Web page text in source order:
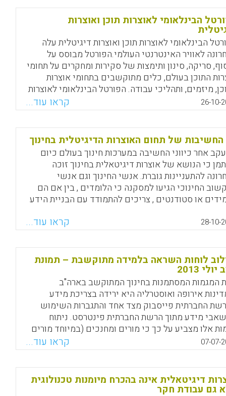
WhatsApp
Facebook
Email
X
הבינלאומי לאוצרות תוכן ואוצרות
הבינלאומי לאוצרות תוכן ואוצרות דיגיטלית עלה
לאוויר האינטרנטי העולמי.הפורטל מבוסס על
סריקה, סינון ותימצות של סקירות ומחקרים על תחומי
התוכן בעולם, כלים מתוקשבים בתחומי אוצרות
מיזמים, ותהליכי עבודה. הפורטל הבינלאומי לאוצרות
ואוצרות דיגיטלית הוא המאגר השיטתי היחיד מסוגו
והוא מבוסס על איסוף שיטתי של סקירות על
מתוקשבים, מתדולוגיות לניהול ידע אישי, סקירות
והמלצות מומחים ברחבי העולם (עמי סלנט).
WhatsApp
Facebook
Email
X
26-10- קראו עוד...
של תחום האוצרות הדיגיטלית בחינוך
אחר כיווני החשיבה במערכות חינוך בעולם כיום
כי הנושא של אוצרות דיגיטאלית בחינוך זוכה
להתעניינות גוברת. אנשי החינוך וגם אנשי
החינוכי הגיעו למסקנה כי הלומדים , בין אם הם
או סטודנטים , צריכים להתמודד עם הבניית הידע
האוצרות הדיגיטאלית מחייב את הלומד לאסוף מידע
לגבש אותו בהקשרים שונים וגם לדעת כיצד להפיצו
הפצה שונים ומגוונים , כגון רשתות חברתיות .
WhatsApp
Facebook
Email
X
28-10- קראו עוד...
לוחות השראה בלמידה מתוקשבת – תמונת
2013
המגמות המסתמנות בחינוך המתוקשב בארה"ב
אירופה ואוסטרליה היא ירידה בצריכת מידע
החברתית פייסבוק מצד אחד והתגברות השימוש
מידע מתוך הרשת החברתית פינטרסט. ניתוח
אלו מצביע על כך כי מורים ומחנכים (במיוחד מורים
ולמדעי החברה) מעדיפים לעשות שימוש בלוחות
של הרשת החברתית פינטרסט.
WhatsApp
Facebook
Email
X
07-07- קראו עוד...
דיגיטאלית אינה בהכרח מיומנות טכנולוגית
גם עבודת חקר